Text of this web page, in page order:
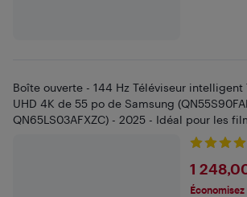
Boîte ouverte - 144 Hz Téléviseur intelligent
UHD 4K de 55 po de Samsung
QN65LS03AFXZC) - 2025 - Idéal pour les
1
Économisez